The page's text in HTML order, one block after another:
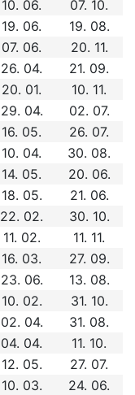
10. 06.
07. 10.
19. 06.
19. 08.
07. 06.
20. 11.
26. 04.
21. 09.
20. 01.
10. 11.
29. 04.
02. 07.
16. 05.
26. 07.
10. 04.
30. 08.
14. 05.
20. 06.
18. 05.
21. 06.
22. 02.
30. 10.
11. 02.
11. 11.
16. 03.
27. 09.
23. 06.
13. 08.
10. 02.
31. 10.
02. 04.
31. 08.
04. 04.
11. 10.
12. 05.
27. 07.
10. 03.
24. 06.